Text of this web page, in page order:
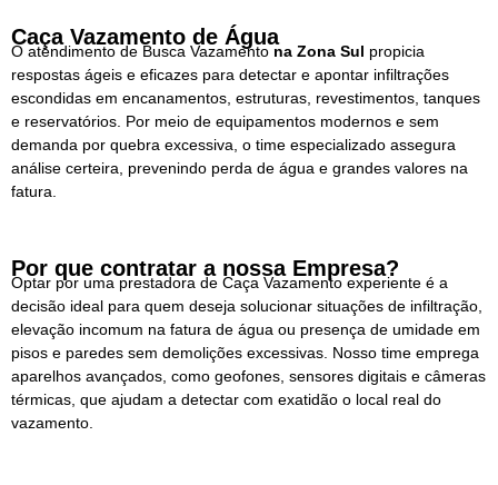
Caça Vazamento de Água
O atendimento de Busca Vazamento na Zona Sul propicia
respostas ágeis e eficazes para detectar e apontar infiltrações
escondidas em encanamentos, estruturas, revestimentos, tanques
e reservatórios. Por meio de equipamentos modernos e sem
demanda por quebra excessiva, o time especializado assegura
análise certeira, prevenindo perda de água e grandes valores na
fatura.
Por que contratar a nossa Empresa?
Optar por uma prestadora de Caça Vazamento experiente é a
decisão ideal para quem deseja solucionar situações de infiltração,
elevação incomum na fatura de água ou presença de umidade em
pisos e paredes sem demolições excessivas. Nosso time emprega
aparelhos avançados, como geofones, sensores digitais e câmeras
térmicas, que ajudam a detectar com exatidão o local real do
vazamento.